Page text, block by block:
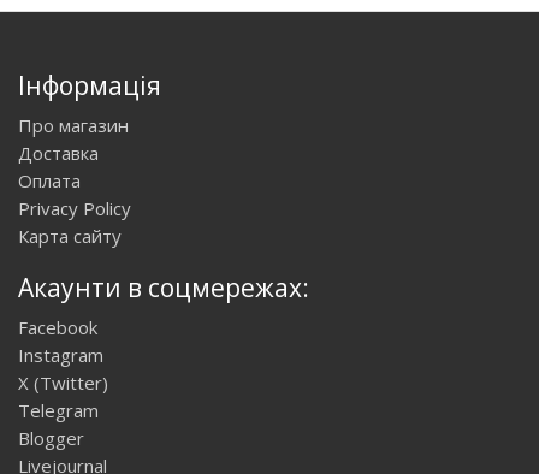
Інформація
Про магазин
Доставка
Оплата
Privacy Policy
Карта сайту
Акаунти в соцмережах:
Facebook
Instagram
X (Twitter)
Telegram
Blogger
Livejournal